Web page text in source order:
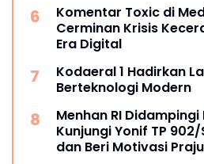
Komentar Toxic di
Cerminan Krisis
Era Digital
Kodaeral 1 Hadirkan
Berteknologi Modern
Menhan RI
Kunjungi Yonif TP
dan Beri Motivasi